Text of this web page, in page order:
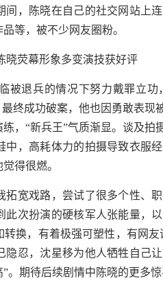
间，陈晓在自己的社交网站上
等，被不少网友圈粉。
荧幕形象多变演技获好评
退兵的情况下努力戴罪立功
终成功破案，他也因勇敢表
，“新兵王”气质渐显。谈及
，高耗体力的拍摄导致衣服
得很燃。
宽戏路，尝试了很多个性、职
此次扮演的硬核军人张能量，
换，有着极强可塑性，有网
隐忍，沈星移为他人牺牲自己
。期待后续剧情中陈晓的更多惊